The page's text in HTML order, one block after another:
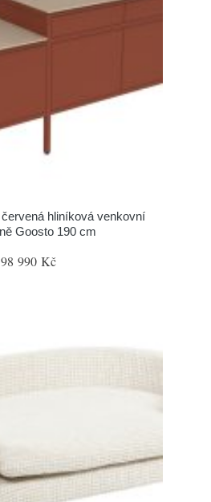
hliníková venkovní
Goosto 190 cm
990 Kč